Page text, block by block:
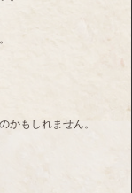
かもしれません。